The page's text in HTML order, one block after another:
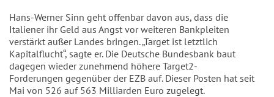
Hans-Werner Sinn geht offenbar davon aus, dass die
Italiener ihr Geld aus Angst vor weiteren Bankpleiten
verstärkt außer Landes bringen. „Target ist letztlich
Kapitalflucht“, sagte er. Die Deutsche Bundesbank baut
dagegen wieder zunehmend höhere Target2-
Forderungen gegenüber der EZB auf. Dieser Posten hat seit
Mai von 526 auf 563 Milliarden Euro zugelegt.